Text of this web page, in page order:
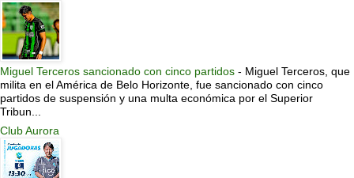
Miguel Terceros sancionado con cinco partidos - Miguel Terceros, que
milita en el América de Belo Horizonte, fue sancionado con cinco
partidos de suspensión y una multa económica por el Superior
Tribun...
Club Aurora